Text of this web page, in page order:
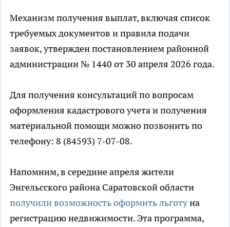
Механизм получения выплат, включая список
требуемых документов и правила подачи
заявок, утвержден постановлением районной
администрации № 1440 от 30 апреля 2026 года.
Для получения консультаций по вопросам
оформления кадастрового учета и получения
материальной помощи можно позвонить по
телефону: 8 (84593) 7-07-08.
Напомним, в середине апреля жители
Энгельсского района Саратовской области
получили возможность оформить льготуна
регистрацию недвижимости. Эта программа,